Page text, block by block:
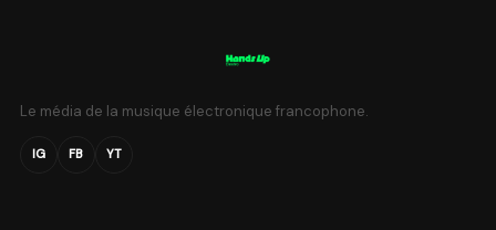
Le média de la musique électronique francophone.
IG FB YT